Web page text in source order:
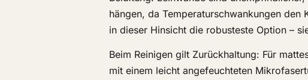
hängen, da Temperaturschwankungen
in dieser Hinsicht die robusteste Option –
Beim Reinigen gilt Zurückhaltung: Für
mit einem leicht angefeuchteten